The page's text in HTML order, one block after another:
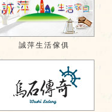
誠萍生活傢俱